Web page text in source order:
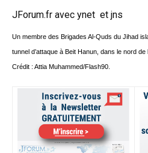
JForum.fr avec ynet et jns
Un membre des Brigades Al-Quds du Jihad
tunnel d’attaque à Beit Hanun, dans le nord
Crédit : Attia Muhammed/Flash90.